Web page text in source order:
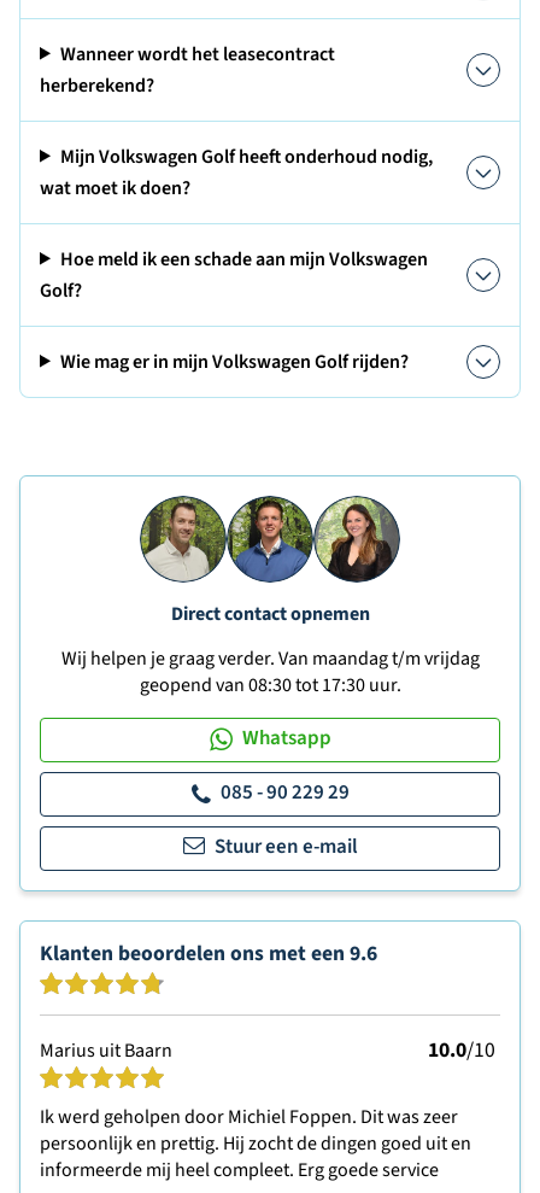
Wanneer wordt het leasecontract
herberekend?
Mijn Volkswagen Golf heeft onderhoud nodig,
wat moet ik doen?
Hoe meld ik een schade aan mijn Volkswagen
Golf?
Wie mag er in mijn Volkswagen Golf rijden?
Direct contact opnemen
Wij helpen je graag verder. Van maandag t/m vrijdag
geopend van 08:30 tot 17:30 uur.
Whatsapp
085 - 90 229 29
Stuur een e-mail
Klanten beoordelen ons met een 9.6
Marius uit Baarn 10.0/10
Ik werd geholpen door Michiel Foppen. Dit was zeer
persoonlijk en prettig. Hij zocht de dingen goed uit en
informeerde mij heel compleet. Erg goede service